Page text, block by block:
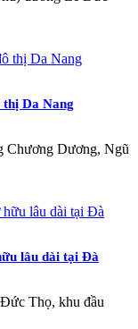
Da Nang
Chương Dương, Ngũ
lâu dài tại Đà
Thọ, khu đầu